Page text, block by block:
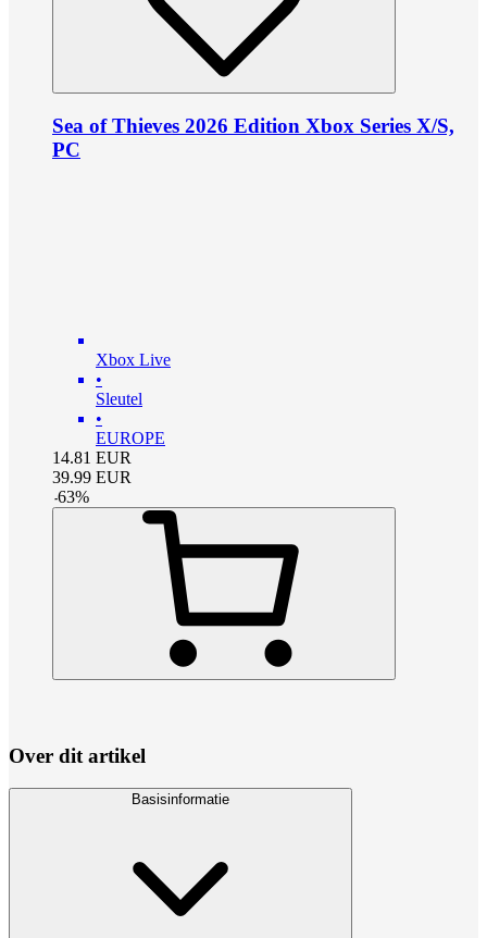
Sea of Thieves 2026 Edition Xbox Series X/S,
PC
Xbox Live
•
Sleutel
•
EUROPE
14.81 EUR
39.99 EUR
-63%
Over dit artikel
Basisinformatie